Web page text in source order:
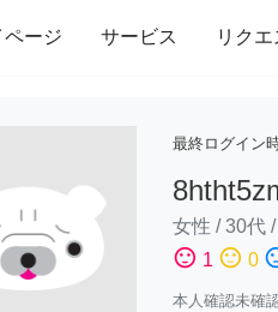
ページ サービス リクエ
・組立 家事 引っ越し
最終ログイン
女性 /30代 /
sentiment_satisfied 1 sentiment_neutral 0
本人確認未確